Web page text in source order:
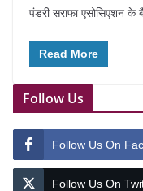
पंडरी सराफा एसोसिएशन के
Read More
Follow Us
Follow Us On
Follow Us On